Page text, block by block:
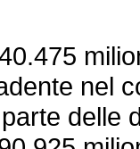
nel
delle